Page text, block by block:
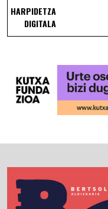
HARPIDETZA
DIGITALA